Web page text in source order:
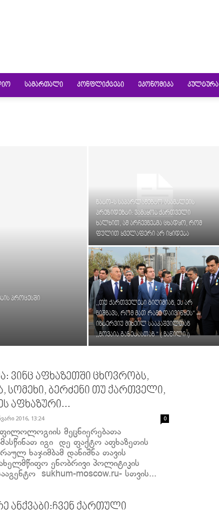
ᲡᲐᲛᲐᲠᲗᲐᲚᲘ ᲙᲝᲜᲤᲚᲘᲥᲢᲔᲑᲘ ᲔᲙᲝᲜᲝᲛᲘᲙᲐ ᲙᲣᲚᲢᲣᲠᲐ
პროცესში
ნატო-ს საპარლამენტო ასამბლეის
პრეზიდენტი: ვამაყობ ქართველი
ხალხით, ამ არჩევნებმა ცხადყო, რომ
ფულით ყველაფერი არ იყიდება
,,თუ ქართველები გიღიმიან, ეს არ
ნიშნავს, რომ მათ რამე დაივიწყეს” –
ინტერვიუ მიხეილ სააკაშვილთან
,,ნოვაია გაზეტასთან ” ( ნაწილი I)
ვინც აფხაზეთში ცხოვრობს,
სომეხი, ბერძენი თუ ქართველი,
აფხაზური...
2016, 13:24 0
მეცნიერებათა
იგი დე ფაქტო აფხაზეთის
ხაჯიმბამ დანიშნა თავის
ენობრივი პოლიტიკის
sukhum-moscow.ru- სთვის...
ანქვაბი:ჩვენ ქართული